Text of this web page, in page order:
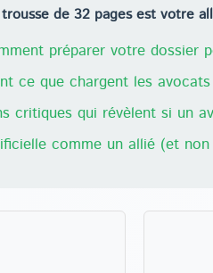
de 32 pages est votre
préparer votre dossier
ce que chargent les
critiques qui révèlent si un
comme un allié (et